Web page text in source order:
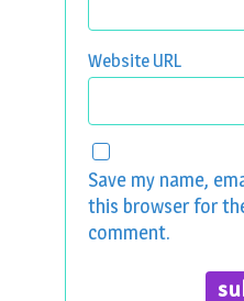
Website URL
Save my name,
this browser for
comment.